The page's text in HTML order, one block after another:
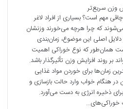
وزن سریع‌تر
مهم است؟ بسیاری از افراد لاغر
که چرا هرچه می‌خورند وزنشان
اصلی این موضوع، زمان‌بندی
همان‌طور که نوع خوراکی اهمیت
بر روند افزایش وزن تأثیرگذار باشد.
زمان‌ها برای خوردن مواد غذایی
در هنگام خواب وارد حالت بازسازی و
ذخیره انرژی به دست می‌آورد.
خوراکی‌های…